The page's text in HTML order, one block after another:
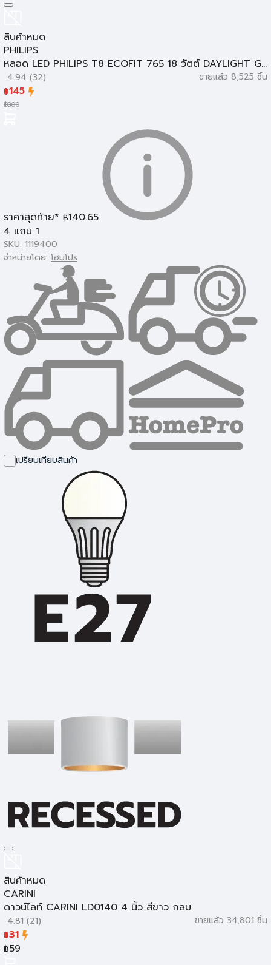
แทรคไลท์
โคมไฮเบย์
สินค้าหมด
PHILIPS
หลอด LED PHILIPS T8 ECOFIT 765 18 วัตต์ DAYLIGHT G...
4.94 (32) ขายแล้ว 8,525 ชิ้น
฿145
฿300
ราคาสุดท้าย* ฿140.65
4 แถม 1
SKU: 1119400
จำหน่ายโดย: โฮมโปร
เปรียบเทียบสินค้า
สินค้าหมด
CARINI
ดาวน์ไลท์ CARINI LD0140 4 นิ้ว สีขาว กลม
4.81 (21) ขายแล้ว 34,801 ชิ้น
฿31
฿59